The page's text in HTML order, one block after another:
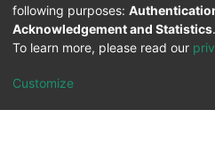
following purposes:
Acknowledgement and Statistics.
To learn more, please read our
Customize